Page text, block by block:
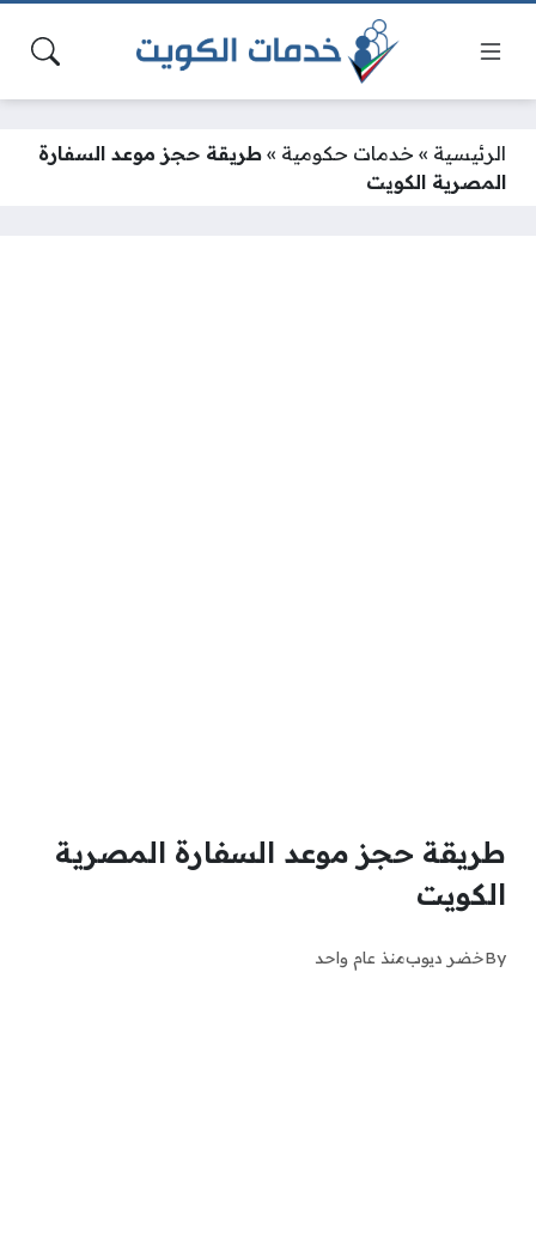
الرئيسية » خدمات حكومية » طريقة حجز موعد السفارة
المصرية الكويت
طريقة حجز موعد السفارة المصرية
الكويت
Byخضر ديوبمنذ عام واحد